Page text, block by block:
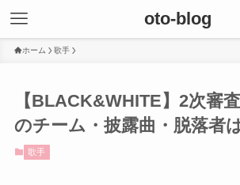
oto-blog
ホーム 歌手
【BLACK&WHITE】2次審
のチーム・披露曲・脱落者
歌手